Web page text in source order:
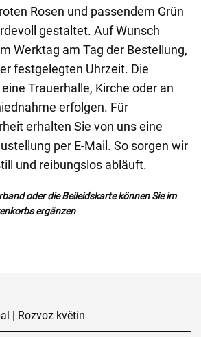
Rosen und passendem Grün
gestaltet. Auf Wunsch
Werktag am Tag der Bestellung,
festgelegten Uhrzeit. Die
Trauerhalle, Kirche oder an
erfolgen. Für
erhalten Sie von uns eine
per E-Mail. So sorgen wir
und reibungslos abläuft.
oder die Beileidskarte können Sie im
ergänzen
| Rozvoz květin